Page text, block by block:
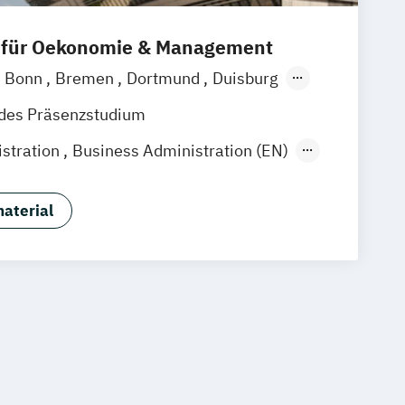
Oekonomie & Management
Bonn Bremen Dortmund
Duisburg
Frankfurt am Main
Siegen Stuttgart Wesel
Saarbrücken
(DLS)
Präsenzstudium
Business Administration (EN)
Medien
Management